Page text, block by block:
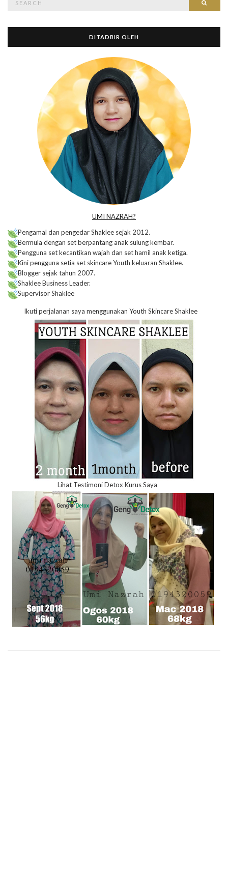
for:
DITADBIR OLEH
UMI NAZRAH?
Pengamal dan pengedar Shaklee sejak 2012.
Bermula dengan set berpantang anak sulung kembar.
Pengguna set kecantikan wajah dan set hamil anak ketiga.
Kini pengguna setia set skincare Youth keluaran Shaklee.
Blogger sejak tahun 2007.
Shaklee Business Leader.
Supervisor Shaklee
Ikuti perjalanan saya menggunakan Youth Skincare Shaklee
Lihat Testimoni Detox Kurus Saya